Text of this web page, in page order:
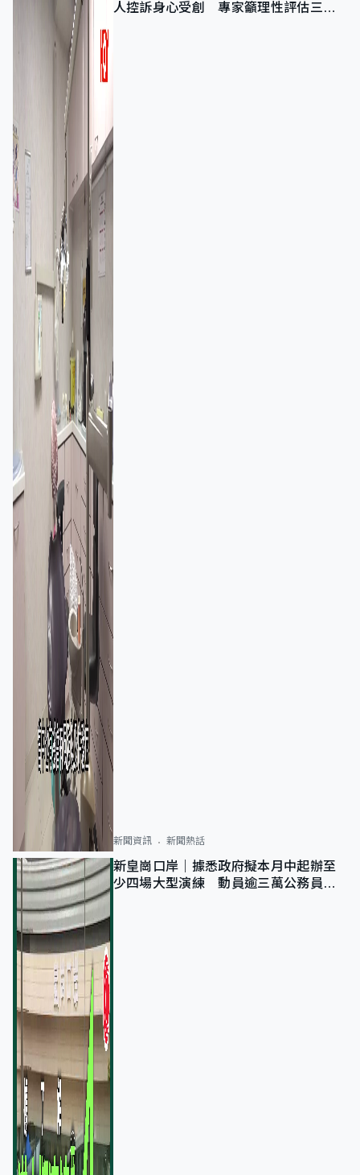
人控訴身心受創 專家籲理性評估三大
新聞資訊 新聞熱話
新皇崗口岸｜據悉政府擬本月中起辦至
少四場大型演練 動員逾三萬公務員人